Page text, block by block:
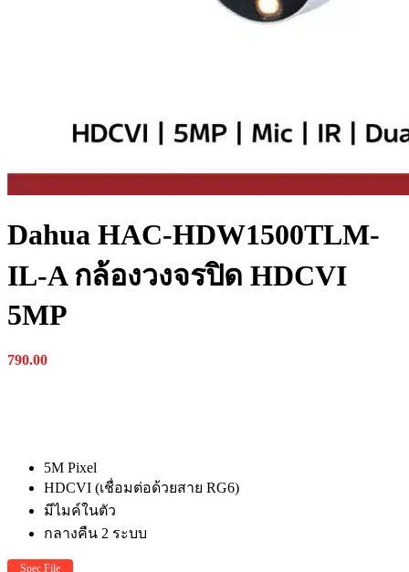
Dahua HAC-HDW1500TLM-
IL-A กล้องวงจรปิด HDCVI
5MP
790.00
5M Pixel
HDCVI (เชื่อมต่อด้วยสาย RG6)
มีไมค์ในตัว
กลางคืน 2 ระบบ
Spec File